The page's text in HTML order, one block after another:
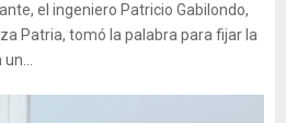
el ingeniero Patricio Gabilondo,
Patria, tomó la palabra para fijar la